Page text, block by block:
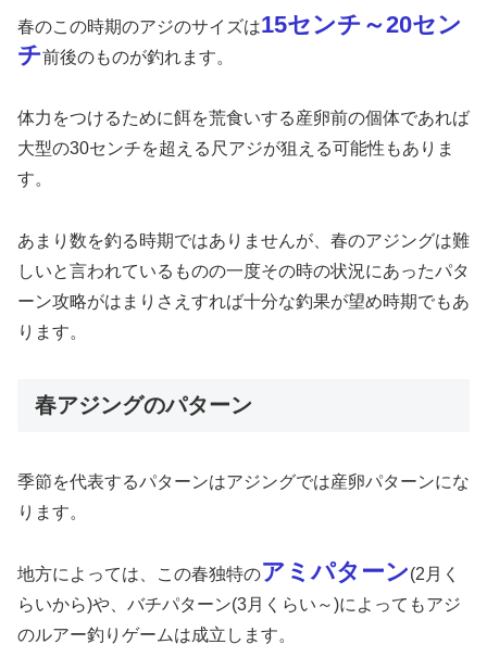
春のこの時期のアジのサイズは15センチ～20セン
チ前後のものが釣れます。
体力をつけるために餌を荒食いする産卵前の個体であれば
大型の30センチを超える尺アジが狙える可能性もありま
す。
あまり数を釣る時期ではありませんが、春のアジングは難
しいと言われているものの一度その時の状況にあったパタ
ーン攻略がはまりさえすれば十分な釣果が望め時期でもあ
ります。
春アジングのパターン
季節を代表するパターンはアジングでは産卵パターンにな
ります。
地方によっては、この春独特のアミパターン(2月く
らいから)や、バチパターン(3月くらい～)によってもアジ
のルアー釣りゲームは成立します。